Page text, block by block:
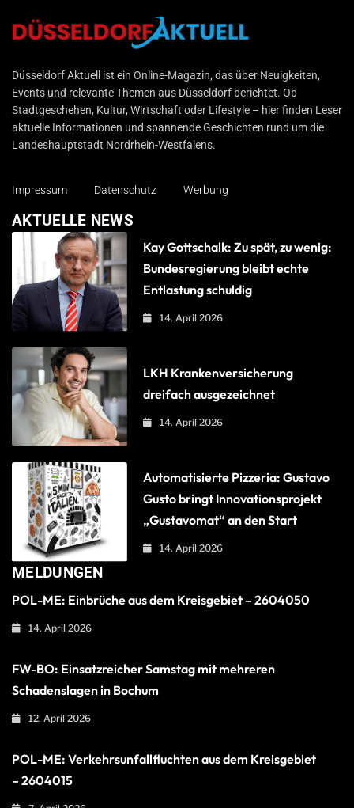
Düsseldorf Aktuell
Düsseldorf Aktuell ist ein Online-Magazin, das über Neuigkeiten,
Events und relevante Themen aus Düsseldorf berichtet. Ob
Stadtgeschehen, Kultur, Wirtschaft oder Lifestyle – hier finden Leser
aktuelle Informationen und spannende Geschichten rund um die
Landeshauptstadt Nordrhein-Westfalens.
Impressum Datenschutz Werbung
AKTUELLE NEWS
Kay Gottschalk: Zu spät, zu wenig:
Bundesregierung bleibt echte
Entlastung schuldig
14. April 2026
LKH Krankenversicherung
dreifach ausgezeichnet
14. April 2026
Automatisierte Pizzeria: Gustavo
Gusto bringt Innovationsprojekt
„Gustavomat“ an den Start
14. April 2026
MELDUNGEN
POL-ME: Einbrüche aus dem Kreisgebiet – 2604050
14. April 2026
FW-BO: Einsatzreicher Samstag mit mehreren
Schadenslagen in Bochum
12. April 2026
POL-ME: Verkehrsunfallfluchten aus dem Kreisgebiet
– 2604015